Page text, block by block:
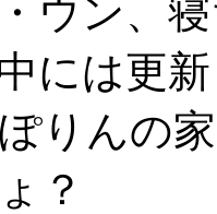
ウン、
には更
りんの
？